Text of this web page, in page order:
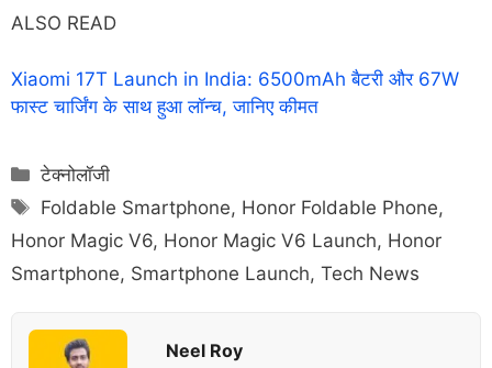
ALSO READ
Xiaomi 17T Launch in India: 6500mAh बैटरी और 67W
फास्ट चार्जिंग के साथ हुआ लॉन्च, जानिए कीमत
Categories
टेक्नोलॉजी
Tags
Foldable Smartphone, Honor Foldable Phone,
Honor Magic V6, Honor Magic V6 Launch, Honor
Smartphone, Smartphone Launch, Tech News
Neel Roy